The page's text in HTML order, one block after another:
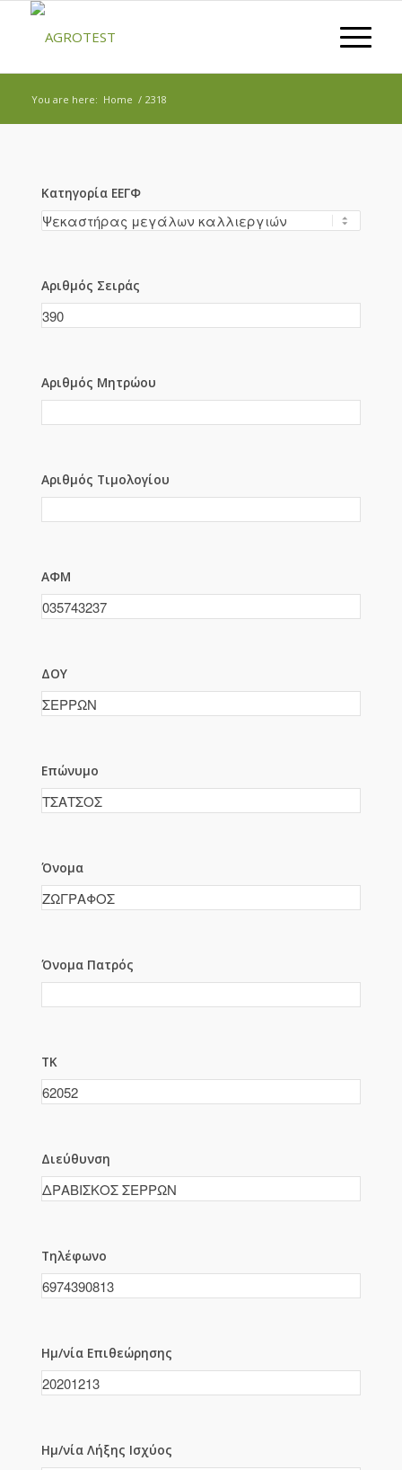
You are here: Home / 2318
Κατηγορία ΕΕΓΦ
Αριθμός Σειράς
Αριθμός Μητρώου
Αριθμός Τιμολογίου
ΑΦΜ
ΔΟΥ
Επώνυμο
Όνομα
Όνομα Πατρός
ΤΚ
Διεύθυνση
Τηλέφωνο
Ημ/νία Επιθεώρησης
Ημ/νία Λήξης Ισχύος